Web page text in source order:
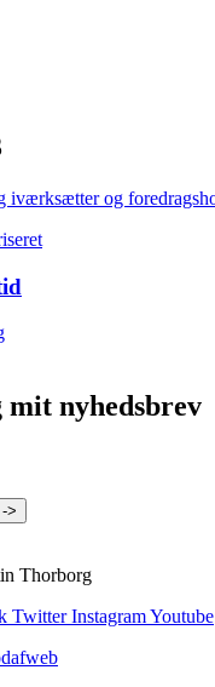
nyhedsbrev
>
Thorborg
Twitter InstagramYoutube